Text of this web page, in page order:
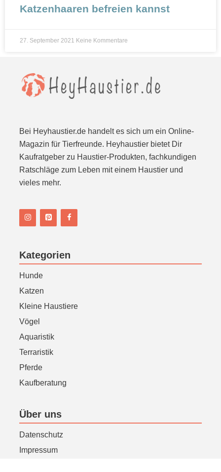
Katzenhaaren befreien kannst
27. September 2021 Keine Kommentare
Bei Heyhaustier.de handelt es sich um ein Online-
Magazin für Tierfreunde. Heyhaustier bietet Dir
Kaufratgeber zu Haustier-Produkten, fachkundigen
Ratschläge zum Leben mit einem Haustier und
vieles mehr.
Kategorien
Hunde
Katzen
Kleine Haustiere
Vögel
Aquaristik
Terraristik
Pferde
Kaufberatung
Über uns
Datenschutz
Impressum